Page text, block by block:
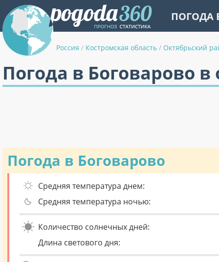
ПОГОДА
Россия / Костромская область / Октябрьский
Погода в Боговарово в
Погода в Боговарово
Средняя температура днем:
Средняя температура ночью:
Количество солнечных дней:
Длина светового дня: